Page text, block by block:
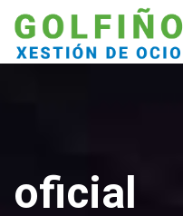
oficial